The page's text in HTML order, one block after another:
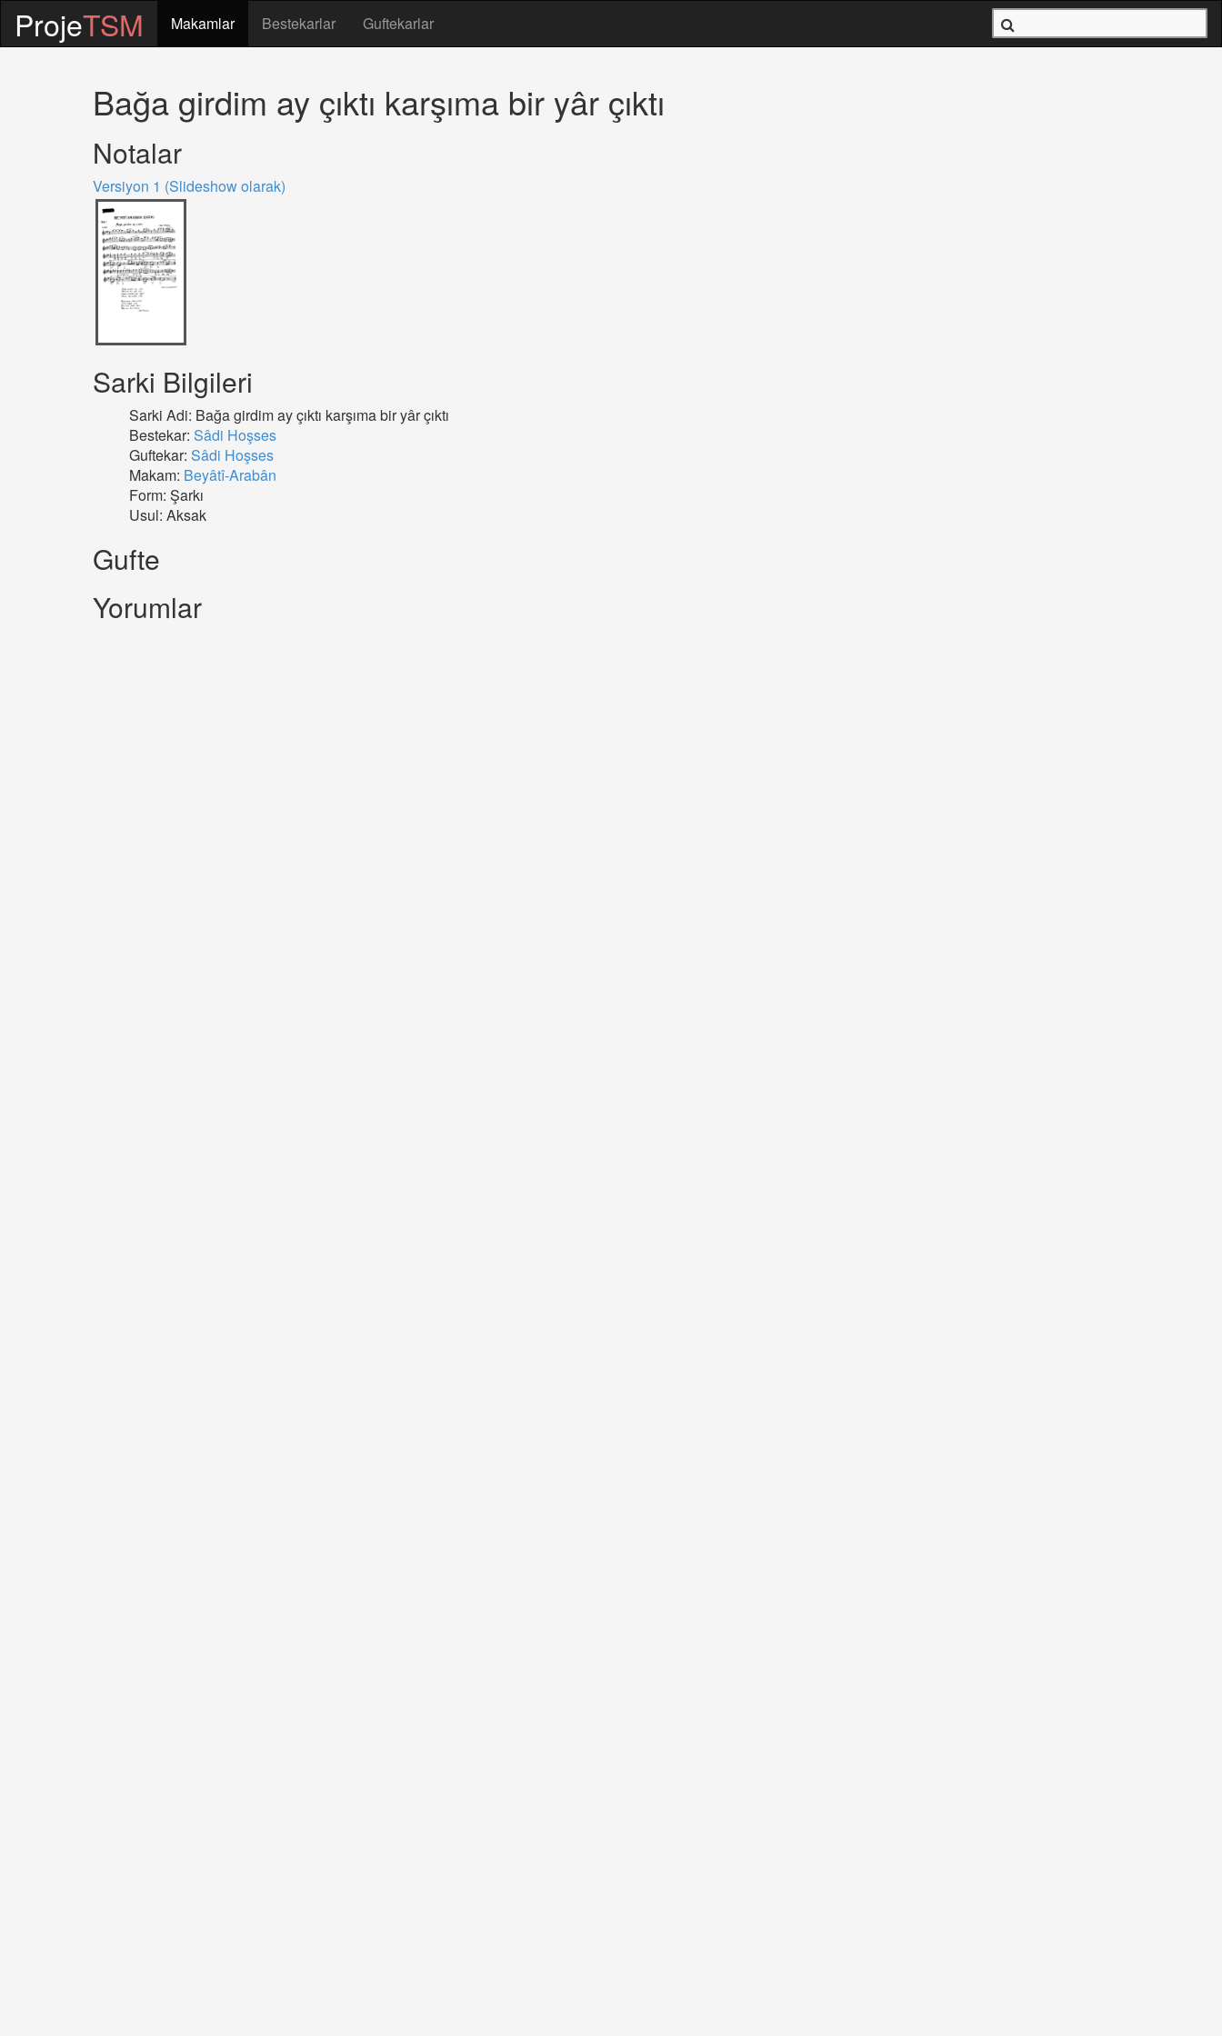
ProjeTSM Makamlar Bestekarlar Guftekarlar
Bağa girdim ay çıktı karşıma bir yâr çıktı
Notalar
Versiyon 1 (Slideshow olarak)
Sarki Bilgileri
Sarki Adi: Bağa girdim ay çıktı karşıma bir yâr çıktı
Bestekar: Sâdi Hoşses
Guftekar: Sâdi Hoşses
Makam: Beyâtî-Arabân
Form: Şarkı
Usul: Aksak
Gufte
Yorumlar